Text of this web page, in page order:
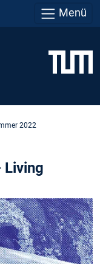
Menü
2022
Living